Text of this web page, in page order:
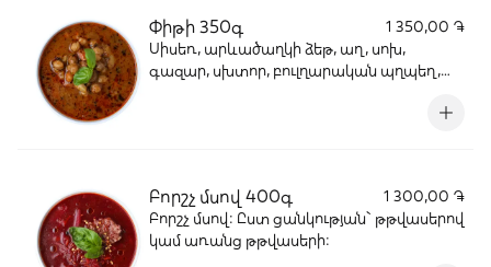
Փիթի 350գ
1 350,00 ֏
Սիսեռ, արևածաղկի ձեթ, աղ, սոխ,
գազար, սխտոր, բուլղարական պղպեղ,
կարտոֆիլ, գառան բուդ, դափնու տերև,
Բորշչ մսով 400գ
1 300,00 ֏
Բորշչ մսով: Ըստ ցանկության` թթվասերով
կամ առանց թթվասերի: